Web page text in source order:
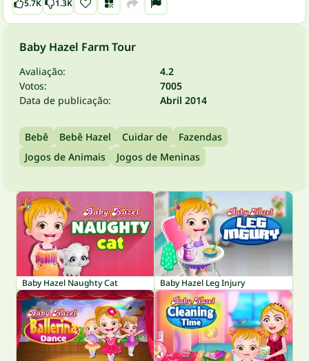
5.7K 1.3K
Baby Hazel Farm Tour
Avaliação:
4.2
Votos:
7005
Data de publicação:
Abril 2014
Bebê Bebê Hazel Cuidar de
Fazendas
Jogos de Animais
Jogos de Meninas
Baby Hazel Naughty Cat Baby Hazel Leg Injury